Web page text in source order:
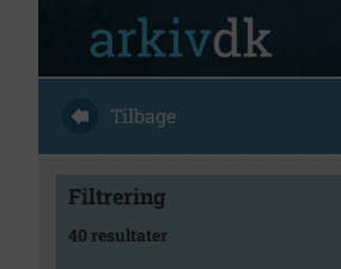
Tilbage
Filtrering
40 resultater